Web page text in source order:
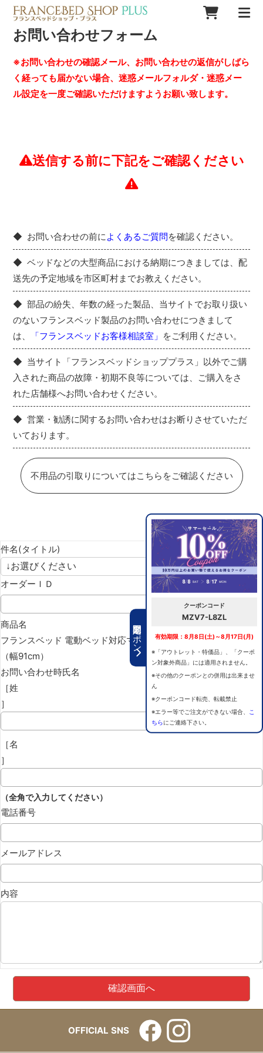
期間限定クーポン
クーポンコード
MZV7-L8ZL
有効期限：8月8日(土)～8月17日(月)
※「アウトレット・特価品」、「クーポ
ン対象外商品」には適用されません。
※その他のクーポンとの併用は出来ませ
ん
※クーポンコード転売、転載禁止
※エラー等でご注文ができない場合、
こ
ちらにご連絡下さい。
お問い合わせフォーム
※お問い合わせの確認メール、お問い合わせの返信がしばら
く経っても届かない場合、迷惑メールフォルダ・迷惑メー
ル設定を一度ご確認いただけますようお願い致します。
送信する前に下記をご確認ください
お問い合わせの前に よくあるご質問を確認ください。
ベッドなどの大型商品における納期につきましては、配
送先の予定地域を市区町村までお教えください。
部品の紛失、年数の経った製品、当サイトでお取り扱い
のないフランスベッド製品のお問い合わせにつきまして
は、
「フランスベッドお客様相談室」 をご利用ください。
当サイト「フランスベッドショッププラス」以外でご購
入された商品の故障・初期不良等については、ご購入をさ
れた店舗様へお問い合わせください。
営業・勧誘に関するお問い合わせはお断りさせていただ
いております。
不用品の引取りについてはこちらをご確認ください
件名(タイトル)
オーダーＩＤ
商品名
フランスベッド 電動ベッド対応マットレス マイクロRX-DLX
（幅91cm）
お問い合わせ時氏名
［姓
］
［名
］
（全角で入力してください）
電話番号
メールアドレス
内容
OFFICIAL SNS